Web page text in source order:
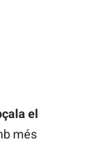
el
més